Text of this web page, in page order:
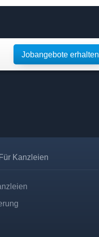
Jobangebote erhalten
Kanzleien